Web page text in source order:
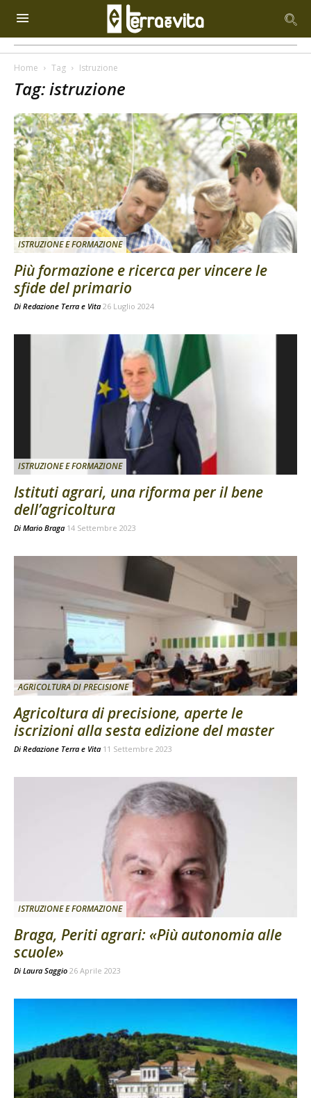
Home Tag Istruzione
Tag: istruzione
ISTRUZIONE E FORMAZIONE
Più formazione e ricerca per vincere le
sfide del primario
Di Redazione Terra e Vita 26 Luglio 2024
ISTRUZIONE E FORMAZIONE
Istituti agrari, una riforma per il bene
dell’agricoltura
Di Mario Braga 14 Settembre 2023
AGRICOLTURA DI PRECISIONE
Agricoltura di precisione, aperte le
iscrizioni alla sesta edizione del master
Di Redazione Terra e Vita 11 Settembre 2023
ISTRUZIONE E FORMAZIONE
Braga, Periti agrari: «Più autonomia alle
scuole»
Di Laura Saggio 26 Aprile 2023